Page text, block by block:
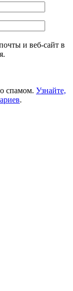
и веб-сайт в
спамом. Узнайте,
.